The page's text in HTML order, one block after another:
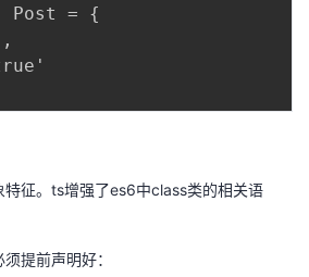
Post = {
特征。ts增强了es6中class类的相关语
提前声明好：